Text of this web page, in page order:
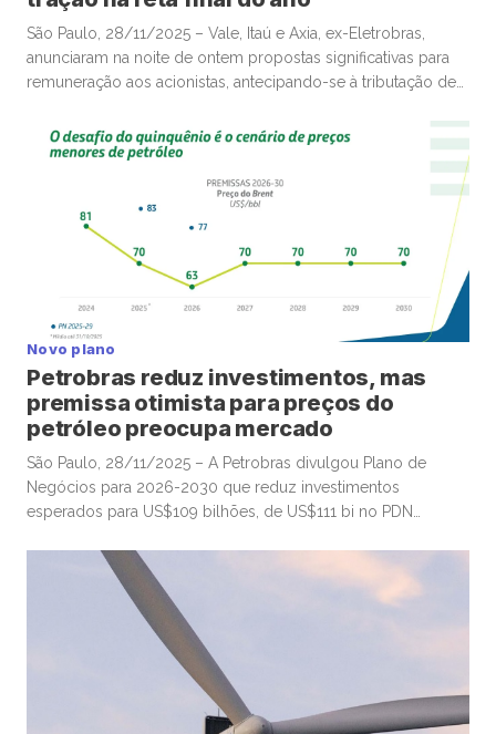
São Paulo, 28/11/2025 – Vale, Itaú e Axia, ex-Eletrobras,
anunciaram na noite de ontem propostas significativas para
remuneração aos acionistas, antecipando-se à tributação de
a pessoas físicas partir de 2026, em movimento que poderá
ganhar mais tração até o fim deste ano e deve envolver
diversas companhias listadas em bolsa. A Vale, por
exemplo, anunciou remuneração total de R$3,58 por […]
Novo plano
Petrobras reduz investimentos, mas
premissa otimista para preços do
petróleo preocupa mercado
São Paulo, 28/11/2025 – A Petrobras divulgou Plano de
Negócios para 2026-2030 que reduz investimentos
esperados para US$109 bilhões, de US$111 bi no PDN
mercado, depois de notícias que anteciparam os números,
mas com premissas otimistas para os preços do petróleo
nos próximos anos que geraram alguma preocupação […]